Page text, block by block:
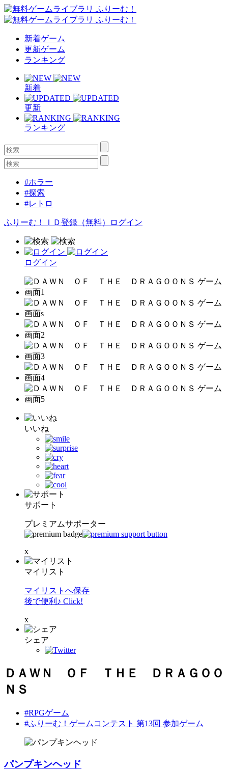
新着ゲーム
更新ゲーム
ランキング
新着
更新
ランキング
#ホラー
#探索
#レトロ
ふりーむ！ＩＤ登録（無料） ログイン
ログイン
いいね
サポート
プレミアムサポーター
x
マイリスト
マイリストへ保存
後で便利♪ Click!
x
シェア
ＤＡＷＮ ＯＦ ＴＨＥ ＤＲＡＧＯＯ
ＮＳ
#RPGゲーム
#ふりーむ！ゲームコンテスト 第13回 参加ゲーム
パンプキンヘッド